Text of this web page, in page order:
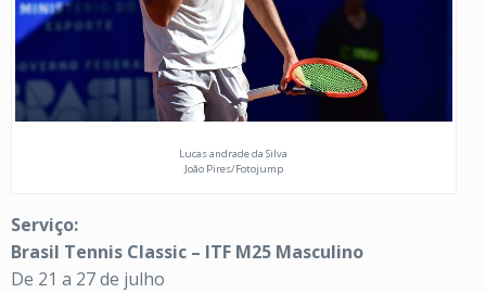
Lucas andrade da Silva
João Pires/Fotojump
Serviço:
Brasil Tennis Classic – ITF M25 Masculino
De 21 a 27 de julho